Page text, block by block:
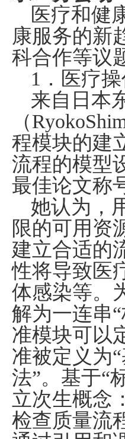
医疗和健
康服务的新
科合作等议
1 ．医疗
来自日本
（
程模块的建
流程的模型
最佳论文称
她认为，
限的可用资
建立合适的
性将导致医
体感染等。
解为一连串
准模块可以
准被定义为
法”。基于“
立次生概念
检查质量流